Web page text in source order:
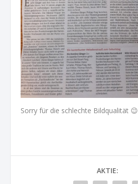
Sorry für die schlechte Bildqualität 😉
AKTIE: